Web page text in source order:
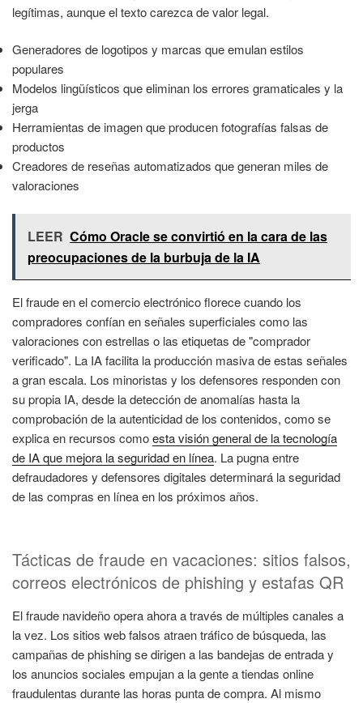
legítimas, aunque el texto carezca de valor legal.
Generadores de logotipos y marcas que emulan estilos
populares
Modelos lingüísticos que eliminan los errores gramaticales y la
jerga
Herramientas de imagen que producen fotografías falsas de
productos
Creadores de reseñas automatizados que generan miles de
valoraciones
LEER Cómo Oracle se convirtió en la cara de las
preocupaciones de la burbuja de la IA
El fraude en el comercio electrónico florece cuando los
compradores confían en señales superficiales como las
valoraciones con estrellas o las etiquetas de "comprador
verificado". La IA facilita la producción masiva de estas señales
a gran escala. Los minoristas y los defensores responden con
su propia IA, desde la detección de anomalías hasta la
comprobación de la autenticidad de los contenidos, como se
explica en recursos comoesta visión general de la tecnología
de IA que mejora la seguridad en línea. La pugna entre
defraudadores y defensores digitales determinará la seguridad
de las compras en línea en los próximos años.
Tácticas de fraude en vacaciones: sitios falsos,
correos electrónicos de phishing y estafas QR
El fraude navideño opera ahora a través de múltiples canales a
la vez. Los sitios web falsos atraen tráfico de búsqueda, las
campañas de phishing se dirigen a las bandejas de entrada y
los anuncios sociales empujan a la gente a tiendas online
fraudulentas durante las horas punta de compra. Al mismo